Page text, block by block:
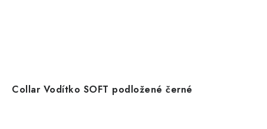
Collar Vodítko SOFT podložené černé